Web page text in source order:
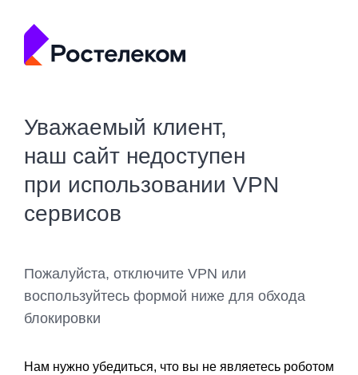
Уважаемый клиент,
наш сайт недоступен
при использовании VPN
сервисов
Пожалуйста, отключите VPN или
воспользуйтесь формой ниже для обхода
блокировки
Нам нужно убедиться, что вы не являетесь роботом